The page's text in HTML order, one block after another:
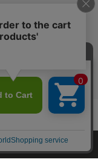
リシー
お気に入り お知らせ